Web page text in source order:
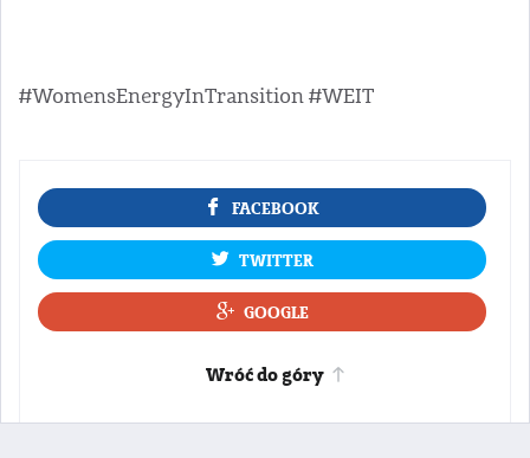
#WomensEnergyInTransition #WEIT
FACEBOOK
TWITTER
GOOGLE
Wróć do góry